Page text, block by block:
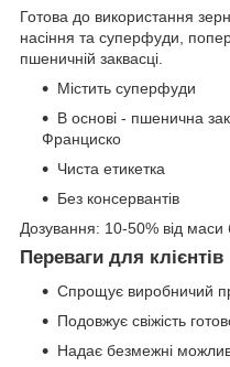
Готова до використання
насіння та суперфуди,
пшеничній заквасці.
Містить суперфуди
В основі - пшенична
Франциско
Чиста етикетка
Без консервантів
Дозування: 10-50% від
Переваги для клієнтів
Спрощує виробничий
Подовжує свіжість
Надає безмежні